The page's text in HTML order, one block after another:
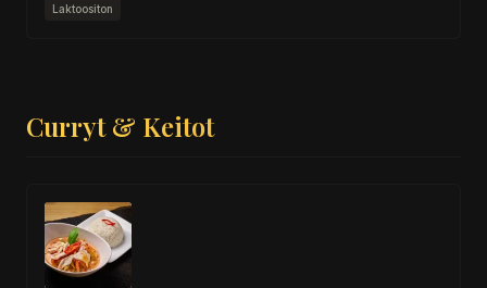
Laktoositon
Curryt & Keitot